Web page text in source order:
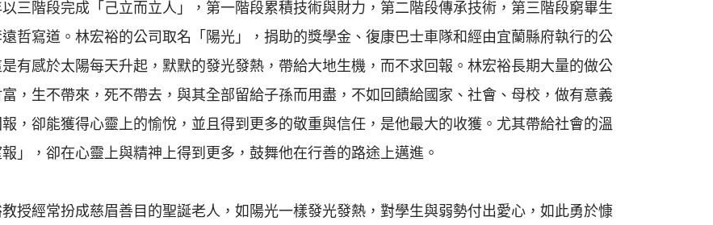
三階段完成「己立而立人」，第一階段累積技術與財力，第二階段傳承技術，第三階段窮畢生
哲寫道。林宏裕的公司取名「陽光」，捐助的獎學金、復康巴士車隊和經由宜蘭縣府執行的公
有感於太陽每天升起，默默的發光發熱，帶給大地生機，而不求回報。林宏裕長期大量的做公
，生不帶來，死不帶去，與其全部留給子孫而用盡，不如回饋給國家、社會、母校，做有意義
，卻能獲得心靈上的愉悅，並且得到更多的敬重與信任，是他最大的收獲。尤其帶給社會的溫
」，卻在心靈上與精神上得到更多，鼓舞他在行善的路途上邁進。
授經常扮成慈眉善目的聖誕老人，如陽光一樣發光發熱，對學生與弱勢付出愛心，如此勇於慷